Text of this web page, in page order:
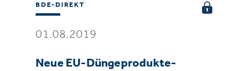
BDE-DIREKT
01.08.2019
Neue EU-Düngeprodukte-